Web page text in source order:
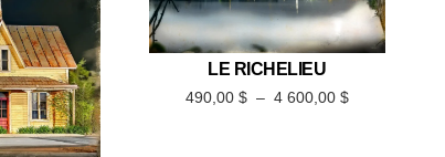
LE RICHELIEU
490,00 $ – 4 600,00 $